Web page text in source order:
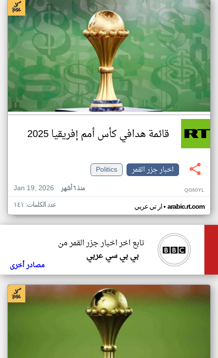
قائمة هدافي كأس أمم إفريقيا 2025
اخبار جزر القمر
Politics
Jan 19, 2026
منذ ٦ أشهر QG60YL
ار تي عربي• arabic.rt.com عدد الكلمات: ١٤١
تابع اخر اخبار جزر القمر من
بي بي سي عربي
مصادر أخرى